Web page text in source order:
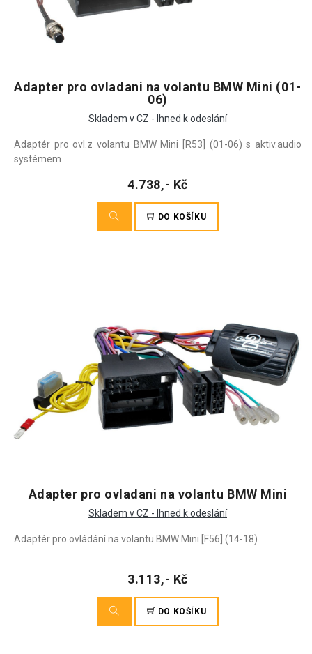
Adapter pro ovladani na volantu BMW Mini (01-
06)
Skladem v CZ - Ihned k odeslání
Adaptér pro ovl.z volantu BMW Mini [R53] (01-06) s aktiv.audio
systémem
4.738,- Kč
DO KOŠÍKU
Adapter pro ovladani na volantu BMW Mini
Skladem v CZ - Ihned k odeslání
Adaptér pro ovládání na volantu BMW Mini [F56] (14-18)
3.113,- Kč
DO KOŠÍKU